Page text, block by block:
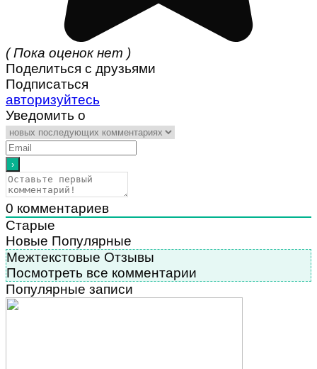
( Пока оценок нет )
Поделиться с друзьями
Подписаться
авторизуйтесь
Уведомить о
0 комментариев
Старые
Новые Популярные
Межтекстовые Отзывы
Посмотреть все комментарии
Популярные записи